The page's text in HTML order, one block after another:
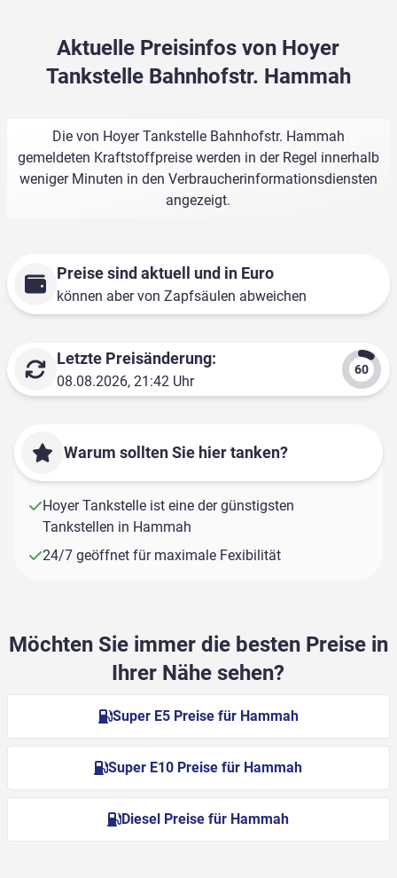
Aktuelle Preisinfos von Hoyer
Tankstelle Bahnhofstr. Hammah
Die von Hoyer Tankstelle Bahnhofstr. Hammah
gemeldeten Kraftstoffpreise werden in der Regel innerhalb
weniger Minuten in den Verbraucherinformationsdiensten
angezeigt.
Preise sind aktuell und in Euro
können aber von Zapfsäulen abweichen
Letzte Preisänderung:
08.08.2026, 21:42 Uhr
Warum sollten Sie hier tanken?
Hoyer Tankstelle ist eine der günstigsten
Tankstellen in Hammah
24/7 geöffnet für maximale Fexibilität
Möchten Sie immer die besten Preise in
Ihrer Nähe sehen?
Super E5 Preise für Hammah
Super E10 Preise für Hammah
Diesel Preise für Hammah